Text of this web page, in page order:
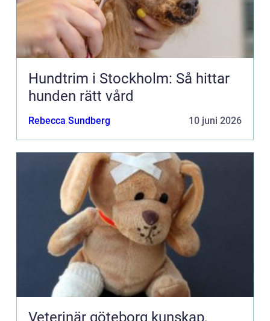
Hundtrim i Stockholm: Så hittar
hunden rätt vård
Rebecca Sundberg 10 juni 2026
Veterinär göteborg kunskap,